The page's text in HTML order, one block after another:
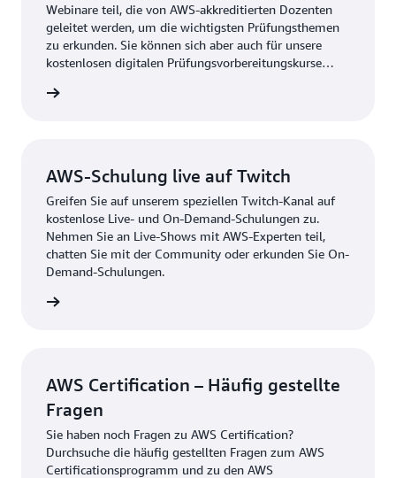
Webinare teil, die von AWS-akkreditierten Dozenten
geleitet werden, um die wichtigsten Prüfungsthemen
zu erkunden. Sie können sich aber auch für unsere
kostenlosen digitalen Prüfungsvorbereitungskurse
teilnehmen können.
AWS-Schulung live auf Twitch
Greifen Sie auf unserem speziellen Twitch-Kanal auf
kostenlose Live- und On-Demand-Schulungen zu.
Nehmen Sie an Live-Shows mit AWS-Experten teil,
chatten Sie mit der Community oder erkunden Sie On-
Demand-Schulungen.
AWS Certification – Häufig gestellte
Fragen
Sie haben noch Fragen zu AWS Certification?
Durchsuche die häufig gestellten Fragen zum AWS
Certificationsprogramm und zu den AWS